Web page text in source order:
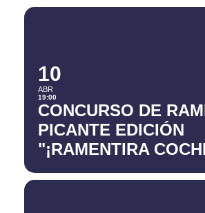
10
ABR
19:00
CONCURSO DE
PICANTE EDICIÓN
"¡RAMENTIRA